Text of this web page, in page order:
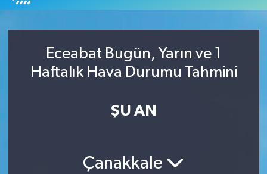
Eceabat Bugün, Yarın ve 1
Haftalık Hava Durumu Tahmini
ŞU AN
Çanakkale
İletişim
Video Galeri
Akçakoca Trafik Yoğunluk Haritası
Tüm Manşetler